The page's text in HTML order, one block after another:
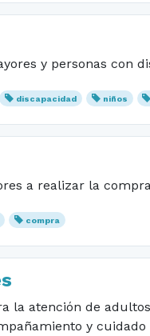
y personas con
discapacidad niños
a realizar la
compra
la atención de
y